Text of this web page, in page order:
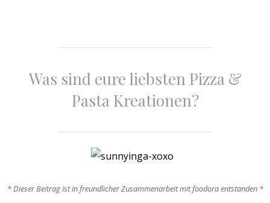
Was sind eure liebsten Pizza &
Pasta Kreationen?
* Dieser Beitrag ist in freundlicher Zusammenarbeit mit foodora entstanden *